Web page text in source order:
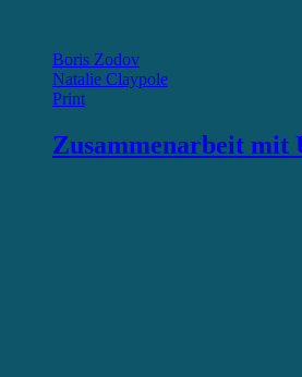
Boris Zodov
Natalie Claypole
Print
Zusammenarbeit mit